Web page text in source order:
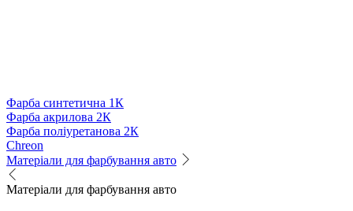
Фарба синтетична 1К
Фарба акрилова 2К
Фарба поліуретанова 2К
Chreon
Матеріали для фарбування авто
Матеріали для фарбування авто